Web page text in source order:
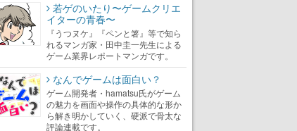
若ゲのいたり〜ゲームクリエ
イターの青春〜
『うつヌケ』『ペンと箸』等で知ら
れるマンガ家・田中圭一先生による
ゲーム業界レポートマンガです。
なんでゲームは面白い？
ゲーム開発者・hamatsu氏がゲーム
の魅力を画面や操作の具体的な形か
ら解き明かしていく、硬派で骨太な
評論連載です。